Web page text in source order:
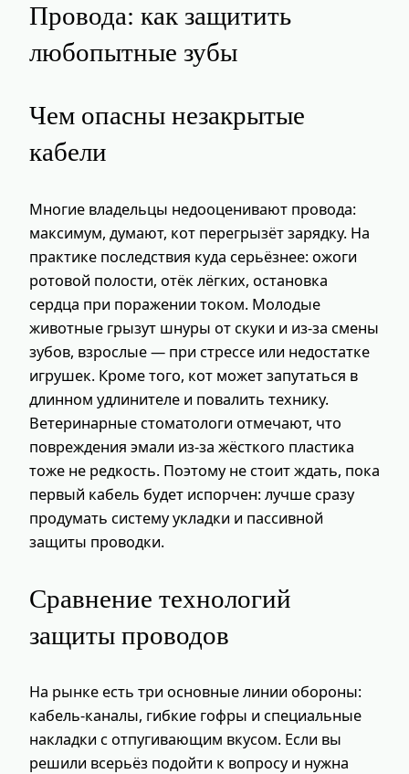
Провода: как защитить
любопытные зубы
Чем опасны незакрытые
кабели
Многие владельцы недооценивают провода:
максимум, думают, кот перегрызёт зарядку. На
практике последствия куда серьёзнее: ожоги
ротовой полости, отёк лёгких, остановка
сердца при поражении током. Молодые
животные грызут шнуры от скуки и из-за смены
зубов, взрослые — при стрессе или недостатке
игрушек. Кроме того, кот может запутаться в
длинном удлинителе и повалить технику.
Ветеринарные стоматологи отмечают, что
повреждения эмали из-за жёсткого пластика
тоже не редкость. Поэтому не стоит ждать, пока
первый кабель будет испорчен: лучше сразу
продумать систему укладки и пассивной
защиты проводки.
Сравнение технологий
защиты проводов
На рынке есть три основные линии обороны:
кабель-каналы, гибкие гофры и специальные
накладки с отпугивающим вкусом. Если вы
решили всерьёз подойти к вопросу и нужна